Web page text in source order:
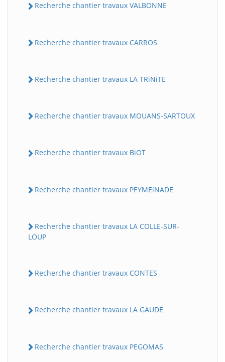
Recherche chantier travaux VALBONNE
Recherche chantier travaux CARROS
Recherche chantier travaux LA TRiNiTE
Recherche chantier travaux MOUANS-SARTOUX
Recherche chantier travaux BiOT
Recherche chantier travaux PEYMEiNADE
Recherche chantier travaux LA COLLE-SUR-
LOUP
Recherche chantier travaux CONTES
Recherche chantier travaux LA GAUDE
Recherche chantier travaux PEGOMAS